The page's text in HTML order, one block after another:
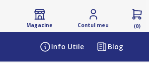
Magazine Contul meu (0)
Info Utile Blog